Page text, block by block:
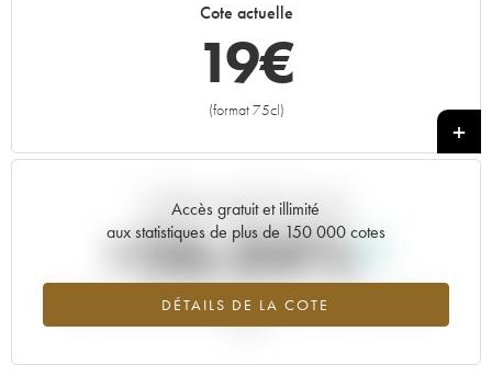
Cote actuelle
19€
(format 75cl)
+
Accès gratuit et illimité
aux statistiques de plus de 150 000 cotes
DÉTAILS DE LA COTE
Tendance actuelle de la cote
+26.04%
Tendance à la hausse du millésime 2019 en 2026 par rapport à